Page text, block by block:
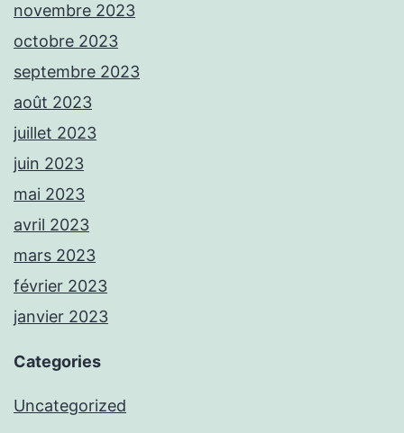
novembre 2023
octobre 2023
septembre 2023
août 2023
juillet 2023
juin 2023
mai 2023
avril 2023
mars 2023
février 2023
janvier 2023
Categories
Uncategorized